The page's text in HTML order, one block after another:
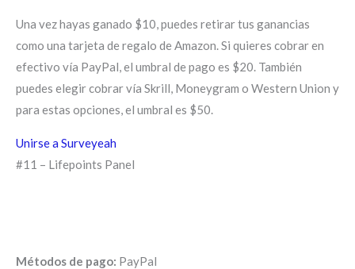
Una vez hayas ganado $10, puedes retirar tus ganancias
como una tarjeta de regalo de Amazon. Si quieres cobrar en
efectivo vía PayPal, el umbral de pago es $20. También
puedes elegir cobrar vía Skrill, Moneygram o Western Union y
para estas opciones, el umbral es $50.
Unirse a Surveyeah
#11 – Lifepoints Panel
Métodos de pago: PayPal